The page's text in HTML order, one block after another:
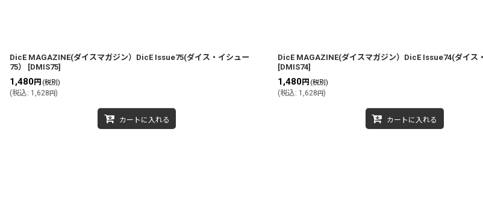
DicE MAGAZINE(ダイスマガジン）DicE Issue75(ダイス・イシュー
75）
[DMIS75]
1,480円 (税別)
(税込: 1,628円)
カートに入れる
DicE MAGAZINE(ダイスマガジン）DicE Issue74(ダイス
[DMIS74]
1,480円 (税別)
(税込: 1,628円)
カートに入れる